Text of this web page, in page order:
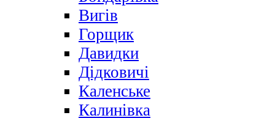
Вигів
Горщик
Давидки
Дідковичі
Каленське
Калинівка